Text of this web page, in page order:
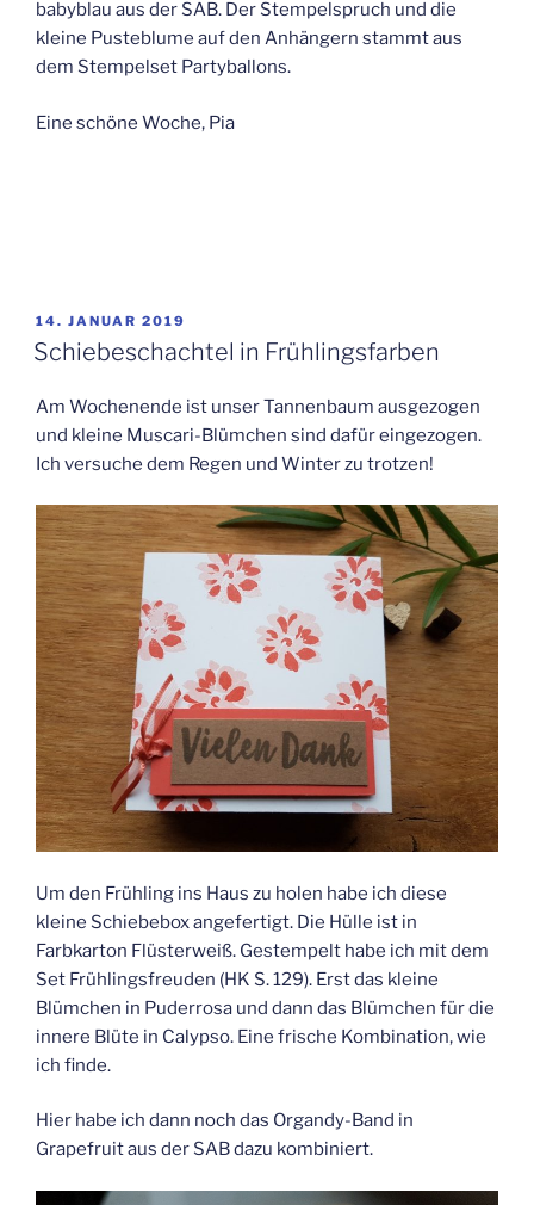
babyblau aus der SAB. Der Stempelspruch und die
kleine Pusteblume auf den Anhängern stammt aus
dem Stempelset Partyballons.
Eine schöne Woche, Pia
VERÖFFENTLICHT
AM
14. JANUAR 2019
Schiebeschachtel in Frühlingsfarben
Am Wochenende ist unser Tannenbaum ausgezogen
und kleine Muscari-Blümchen sind dafür eingezogen.
Ich versuche dem Regen und Winter zu trotzen!
Um den Frühling ins Haus zu holen habe ich diese
kleine Schiebebox angefertigt. Die Hülle ist in
Farbkarton Flüsterweiß. Gestempelt habe ich mit dem
Set Frühlingsfreuden (HK S. 129). Erst das kleine
Blümchen in Puderrosa und dann das Blümchen für die
innere Blüte in Calypso. Eine frische Kombination, wie
ich finde.
Hier habe ich dann noch das Organdy-Band in
Grapefruit aus der SAB dazu kombiniert.